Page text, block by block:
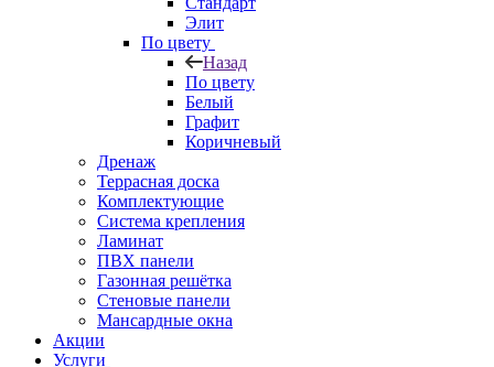
Элит
По цвету
Назад
По цвету
Белый
Графит
Коричневый
Дренаж
Террасная доска
Комплектующие
Система крепления
Ламинат
ПВХ панели
Газонная решётка
Стеновые панели
Мансардные окна
Акции
Услуги